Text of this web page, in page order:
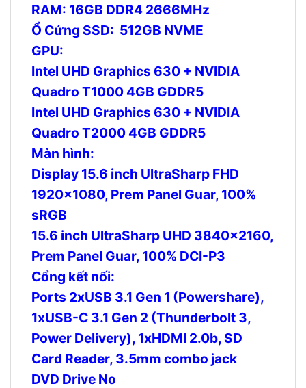
RAM: 16GB DDR4 2666MHz
Ổ Cứng SSD: 512GB NVME
GPU:
Intel UHD Graphics 630 + NVIDIA
Quadro T1000 4GB GDDR5
Intel UHD Graphics 630 + NVIDIA
Quadro T2000 4GB GDDR5
Màn hình:
Display 15.6 inch UltraSharp FHD
1920×1080, Prem Panel Guar, 100%
sRGB
15.6 inch UltraSharp UHD 3840×2160,
Prem Panel Guar, 100% DCI-P3
Cổng kết nối:
Ports 2xUSB 3.1 Gen 1 (Powershare),
1xUSB-C 3.1 Gen 2 (Thunderbolt 3,
Power Delivery), 1xHDMI 2.0b, SD
Card Reader, 3.5mm combo jack
DVD Drive No